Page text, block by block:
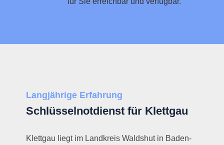
Langjährige Erfahrung
Schlüsselnotdienst für Klettgau
Klettgau liegt im Landkreis Waldshut in Baden-